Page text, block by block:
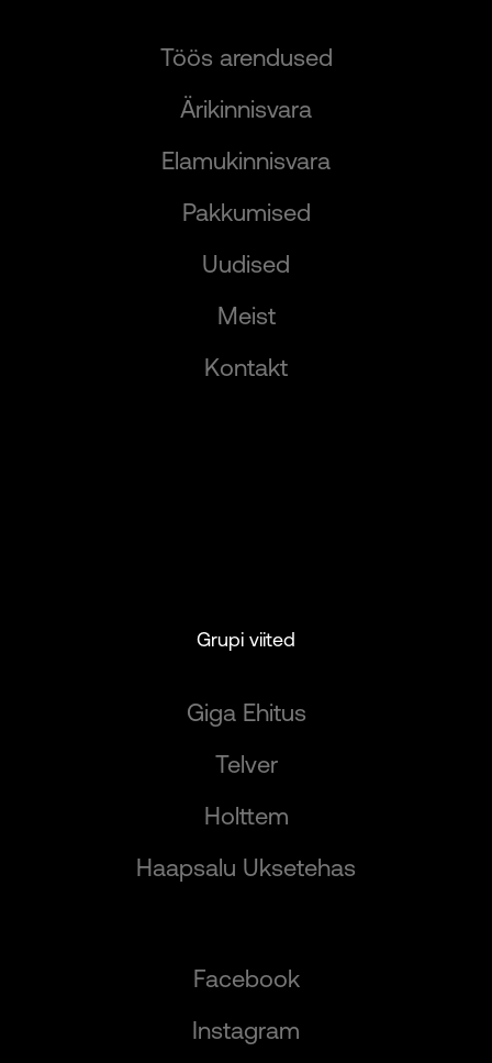
Töös arendused
Ärikinnisvara
Elamukinnisvara
Pakkumised
Uudised
Meist
Kontakt
Grupi viited
Giga Ehitus
Telver
Holttem
Haapsalu Uksetehas
Facebook
Instagram